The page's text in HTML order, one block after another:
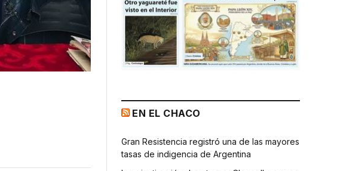
EN EL CHACO
Gran Resistencia registró una de las mayores
tasas de indigencia de Argentina